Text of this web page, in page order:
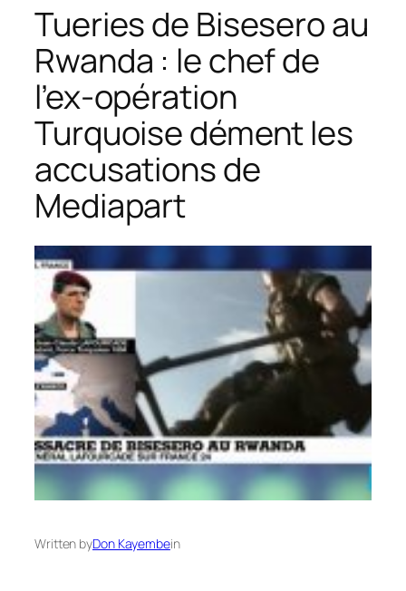
Tueries de Bisesero au
Rwanda : le chef de
l’ex-opération
Turquoise dément les
accusations de
Mediapart
Written byDon Kayembein